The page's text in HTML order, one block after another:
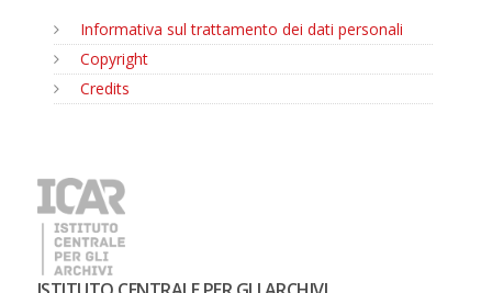
Informativa sul trattamento dei dati personali
Copyright
Credits